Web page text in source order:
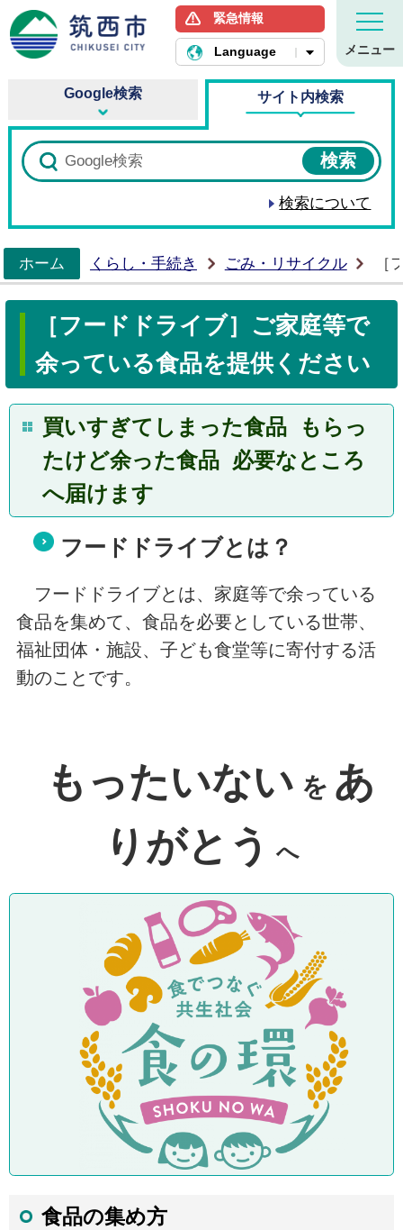
筑西市ホームページ
緊急情報
Language メニュー
Google検索 サイト内検索
検索について
ホーム
くらし・手続き ごみ・リサイクル ［
［フードドライブ］ご家庭等で
余っている食品を提供ください
買いすぎてしまった食品 もらっ
たけど余った食品 必要なところ
へ届けます
フードドライブとは？
フードドライブとは、家庭等で余っている
食品を集めて、食品を必要としている世帯、
福祉団体・施設、子ども食堂等に寄付する活
動のことです。
もったいない を あ
りがとう
へ
食品の集め方